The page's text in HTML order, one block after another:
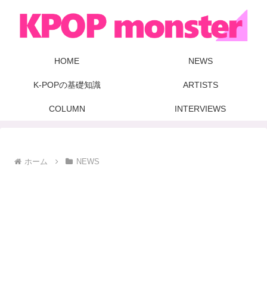
HOME NEWS
K-POPの基礎知識 ARTISTS
COLUMN INTERVIEWS
ホーム NEWS